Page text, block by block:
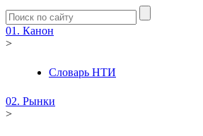
01. Канон
>
Словарь НТИ
02. Рынки
>